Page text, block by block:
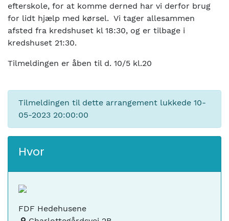
efterskole, for at komme derned har vi derfor brug
for lidt hjælp med kørsel. Vi tager allesammen
afsted fra kredshuset kl 18:30, og er tilbage i
kredshuset 21:30.
Tilmeldingen er åben til d. 10/5 kl.20
Tilmeldingen til dette arrangement lukkede 10-
05-2023 20:00:00
Hvor
FDF Hedehusene